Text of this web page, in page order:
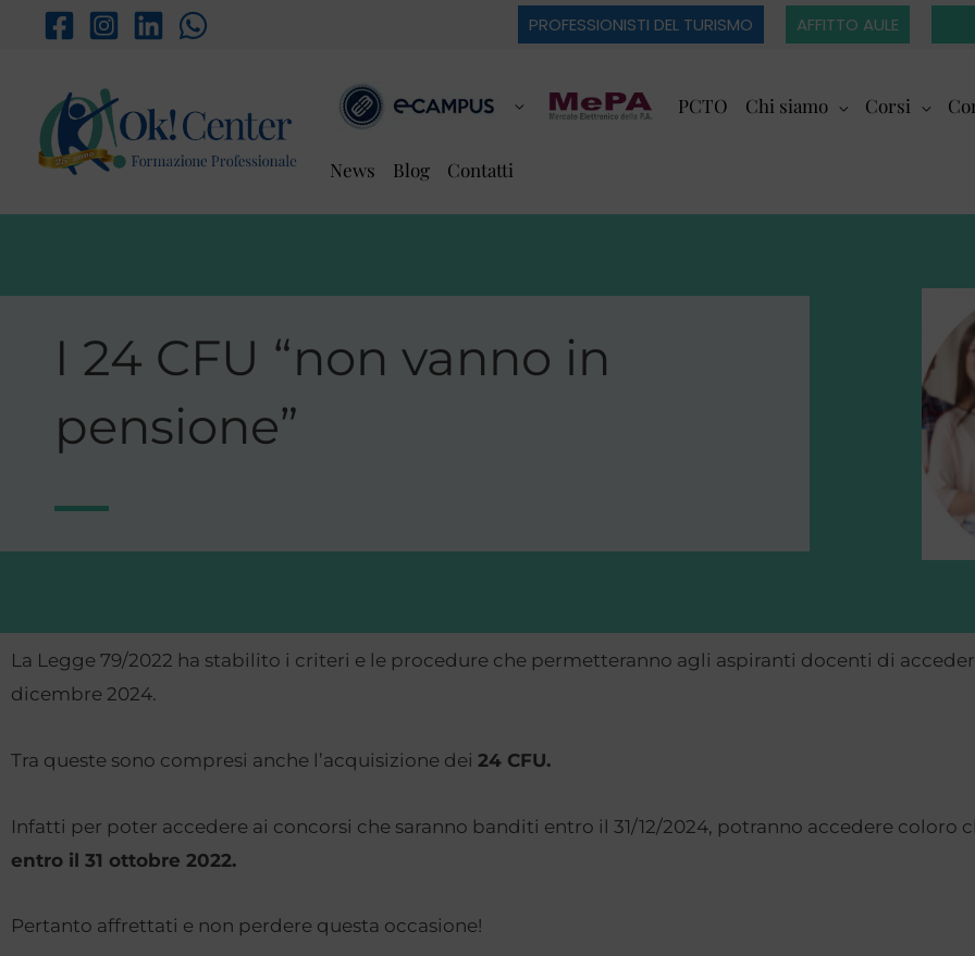
PROFESSIONISTI DEL TURISMO AFFITTO AULE
PCTO Chi siamo Corsi
News Blog Contatti
I 24 CFU “non vanno in
pensione”
La Legge 79/2022 ha stabilito i criteri e le procedure che permetteranno agli aspiranti docenti di
dicembre 2024.
Tra queste sono compresi anche l’acquisizione dei 24 CFU.
Infatti per poter accedere ai concorsi che saranno banditi entro il 31/12/2024, potranno accedere coloro
entro il 31 ottobre 2022.
Pertanto affrettati e non perdere questa occasione!